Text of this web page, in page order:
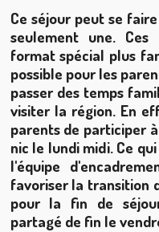
Ce séjour peut se
seulement une. Ces
format spécial plus
possible pour les
passer des temps
visiter la région. En
parents de participer
nic le lundi midi. Ce
l'équipe
favoriser la transition
pour la fin de
partagé de fin le